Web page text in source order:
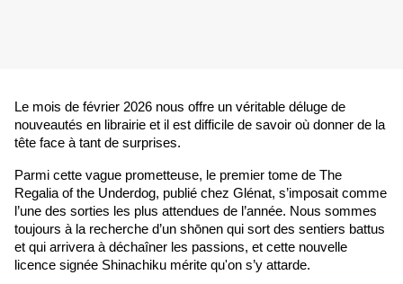
Le mois de février 2026 nous offre un véritable déluge de
nouveautés en librairie et il est difficile de savoir où donner de la
tête face à tant de surprises.
Parmi cette vague prometteuse, le premier tome de The
Regalia of the Underdog, publié chez Glénat, s’imposait comme
l’une des sorties les plus attendues de l’année. Nous sommes
toujours à la recherche d’un shōnen qui sort des sentiers battus
et qui arrivera à déchaîner les passions, et cette nouvelle
licence signée Shinachiku mérite qu'on s’y attarde.